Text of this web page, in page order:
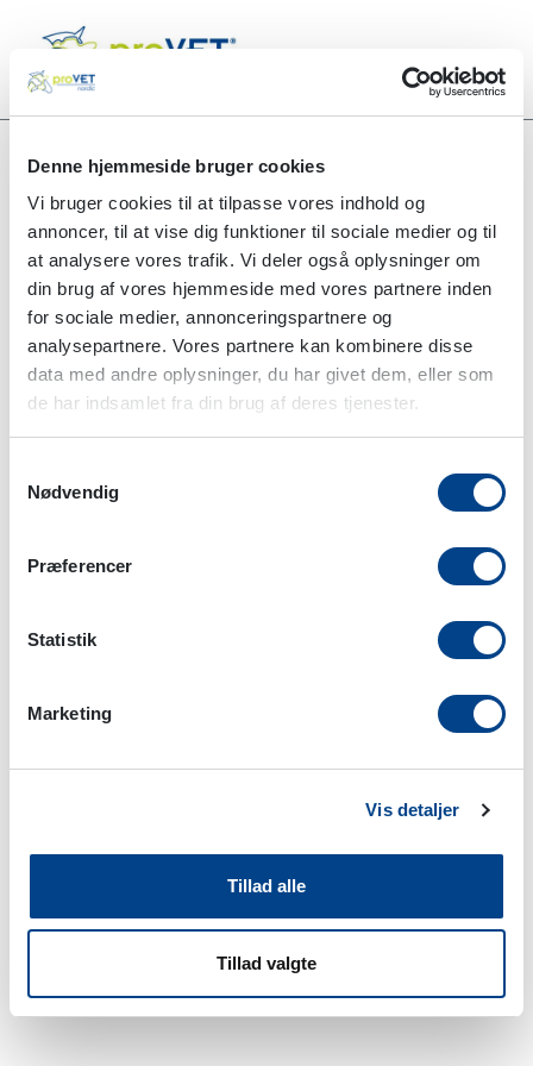
Denne hjemmeside bruger cookies
Vi bruger cookies til at tilpasse vores indhold og
annoncer, til at vise dig funktioner til sociale medier og til
at analysere vores trafik. Vi deler også oplysninger om
din brug af vores hjemmeside med vores partnere inden
for sociale medier, annonceringspartnere og
analysepartnere. Vores partnere kan kombinere disse
data med andre oplysninger, du har givet dem, eller som
de har indsamlet fra din brug af deres tjenester.
Nødvendig
Præferencer
Statistik
Marketing
Vis detaljer
Tillad alle
Tillad valgte
Alle produkter CUTANIA A-Shampoo 236 ml
NYHED
CUTANIA A-Shampoo 236 ml
Tilføj til favoritliste
Indhold pr. enhed:236 ml